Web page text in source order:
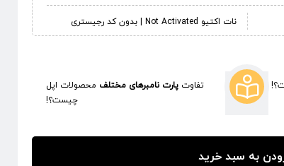
نات اکتیو Not Activated | بدون کد رجیستری
تفاوت پارت نامبرهای مختلف محصولات اپل
چیست؟!
به سبد خرید